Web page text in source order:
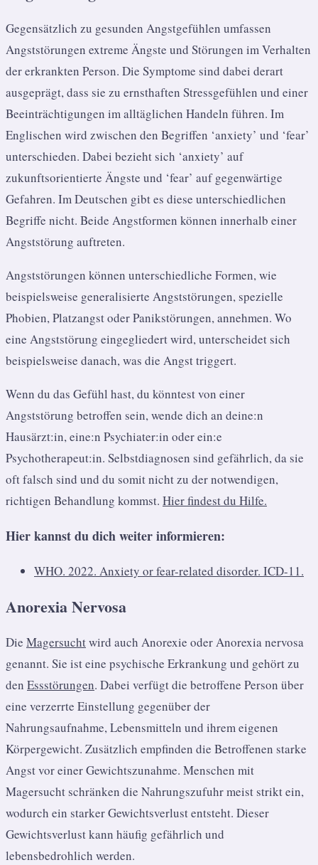
Gegensätzlich zu gesunden Angstgefühlen umfassen
Angststörungen extreme Ängste und Störungen im Verhalten
der erkrankten Person. Die Symptome sind dabei derart
ausgeprägt, dass sie zu ernsthaften Stressgefühlen und einer
Beeinträchtigungen im alltäglichen Handeln führen. Im
Englischen wird zwischen den Begriffen ‘anxiety’ und ‘fear’
unterschieden. Dabei bezieht sich ‘anxiety’ auf
zukunftsorientierte Ängste und ‘fear’ auf gegenwärtige
Gefahren. Im Deutschen gibt es diese unterschiedlichen
Begriffe nicht. Beide Angstformen können innerhalb einer
Angststörung auftreten.
Angststörungen können unterschiedliche Formen, wie
beispielsweise generalisierte Angststörungen, spezielle
Phobien, Platzangst oder Panikstörungen, annehmen. Wo
eine Angststörung eingegliedert wird, unterscheidet sich
beispielsweise danach, was die Angst triggert.
Wenn du das Gefühl hast, du könntest von einer
Angststörung betroffen sein, wende dich an deine:n
Hausärzt:in, eine:n Psychiater:in oder ein:e
Psychotherapeut:in. Selbstdiagnosen sind gefährlich, da sie
oft falsch sind und du somit nicht zu der notwendigen,
richtigen Behandlung kommst. Hier findest du Hilfe.
Hier kannst du dich weiter informieren:
WHO. 2022. Anxiety or fear-related disorder. ICD-11.
Anorexia Nervosa
Die Magersuchtwird auch Anorexie oder Anorexia nervosa
genannt. Sie ist eine psychische Erkrankung und gehört zu
den Essstörungen. Dabei verfügt die betroffene Person über
eine verzerrte Einstellung gegenüber der
Nahrungsaufnahme, Lebensmitteln und ihrem eigenen
Körpergewicht. Zusätzlich empfinden die Betroffenen starke
Angst vor einer Gewichtszunahme. Menschen mit
Magersucht schränken die Nahrungszufuhr meist strikt ein,
wodurch ein starker Gewichtsverlust entsteht. Dieser
Gewichtsverlust kann häufig gefährlich und
lebensbedrohlich werden.